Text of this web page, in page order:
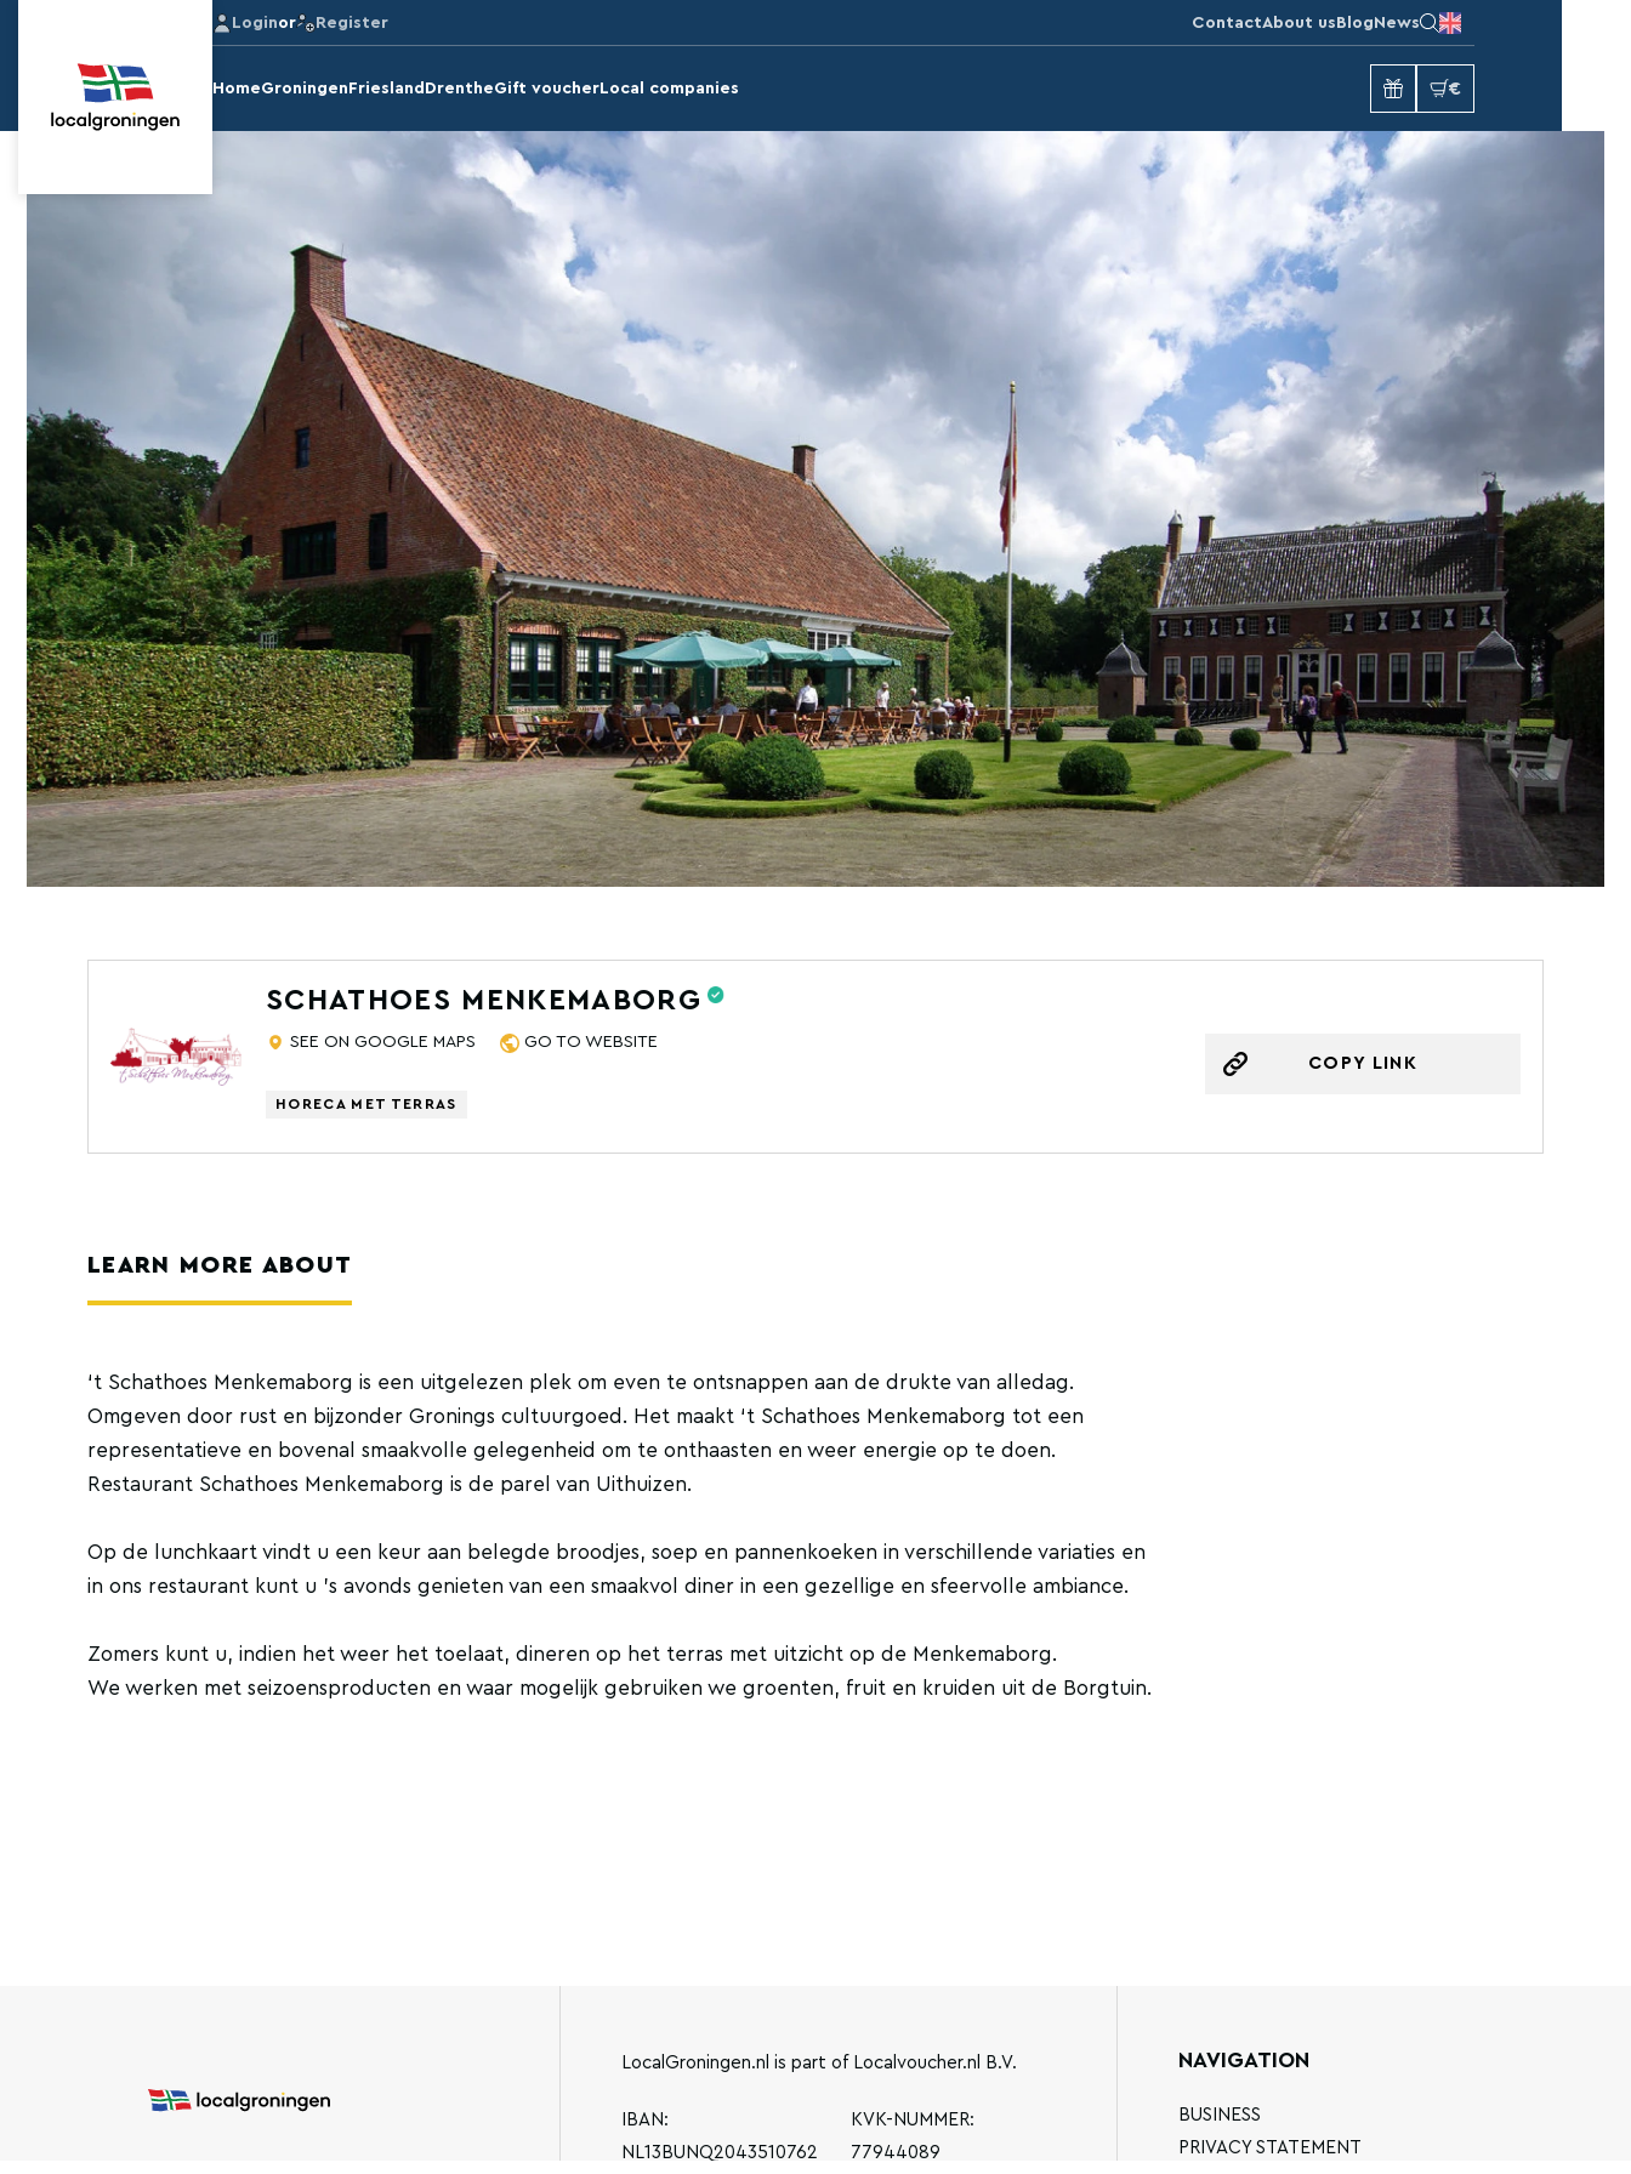
Loginor Register ContactAbout us Blog News
HomeGroningen Friesland DrentheGift voucher Local companies €
SCHATHOES MENKEMABORG
SEE ON GOOGLE MAPS GO TO WEBSITE
HORECA MET TERRAS
COPY LINK
LEARN MORE ABOUT
‘t Schathoes Menkemaborg is een uitgelezen plek om even te ontsnappen aan de drukte van alledag.
Omgeven door rust en bijzonder Gronings cultuurgoed. Het maakt ‘t Schathoes Menkemaborg tot een
representatieve en bovenal smaakvolle gelegenheid om te onthaasten en weer energie op te doen.
Restaurant Schathoes Menkemaborg is de parel van Uithuizen.
Op de lunchkaart vindt u een keur aan belegde broodjes, soep en pannenkoeken in verschillende variaties en
in ons restaurant kunt u 's avonds genieten van een smaakvol diner in een gezellige en sfeervolle ambiance.
Zomers kunt u, indien het weer het toelaat, dineren op het terras met uitzicht op de Menkemaborg.
We werken met seizoensproducten en waar mogelijk gebruiken we groenten, fruit en kruiden uit de Borgtuin.
LocalGroningen.nl is part of Localvoucher.nl B.V.
IBAN:
NL13BUNQ2043510762
KVK-NUMMER:
77944089
NAVIGATION
BUSINESS
PRIVACY STATEMENT